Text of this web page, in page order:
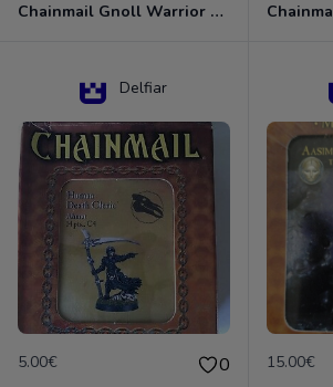
Chainmail Gnoll Warrior Dungeons & Dragons
Delfiar
5.00€ 0 15.00€